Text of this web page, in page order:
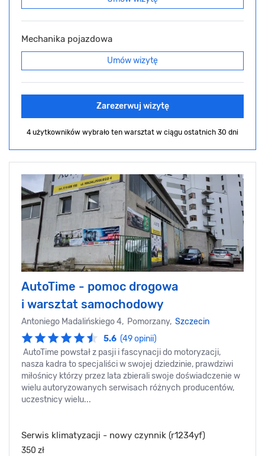
Mechanika pojazdowa
Umów wizytę
Zarezerwuj wizytę
4 użytkowników wybrało ten warsztat w ciągu ostatnich 30 dni
AutoTime - pomoc drogowa
i warsztat samochodowy
Antoniego Madalińskiego 4, Pomorzany, Szczecin
5.6 (49 opinii)
AutoTime powstał z pasji i fascynacji do motoryzacji,
nasza kadra to specjaliści w swojej dziedzinie, prawdziwi
miłośnicy którzy przez lata zbierali swoje doświadczenie w
wielu autoryzowanych serwisach różnych producentów,
uczestnicy wielu...
Serwis klimatyzacji - nowy czynnik (r1234yf)
350 zł